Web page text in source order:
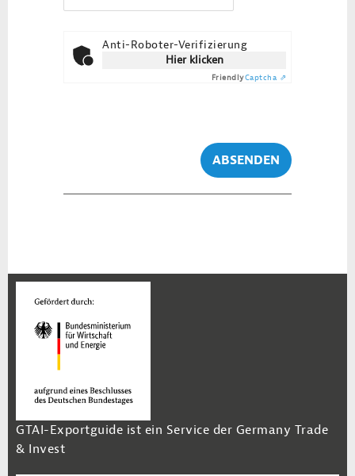
Anti-Roboter-Verifizierung
Hier klicken
FriendlyCaptcha ⇗
ABSENDEN
GTAI-Exportguide ist ein Service der Germany Trade
& Invest